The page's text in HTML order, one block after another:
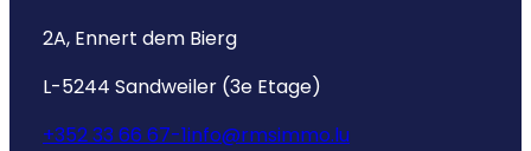
2A, Ennert dem Bierg
L-5244 Sandweiler (3e Etage)
+352 33 66 67-1info@rmsimmo.lu